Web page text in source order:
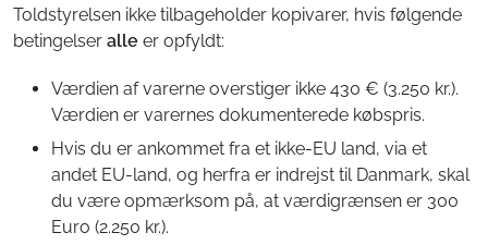
Toldstyrelsen ikke tilbageholder kopivarer, hvis følgende
betingelser alle er opfyldt:
Værdien af varerne overstiger ikke 430 € (3.250 kr.).
Værdien er varernes dokumenterede købspris.
Hvis du er ankommet fra et ikke-EU land, via et
andet EU-land, og herfra er indrejst til Danmark, skal
du være opmærksom på, at værdigrænsen er 300
Euro (2.250 kr.).